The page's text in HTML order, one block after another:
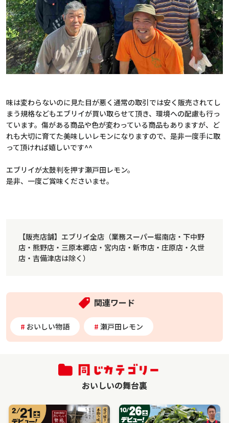
味は変わらないのに見た目が悪く通常の取引では安く販売されてし
まう規格などもエブリイが買い取らせて頂き、環境への配慮も行っ
ています。傷がある商品や色が変わっている商品もありますが、ど
れも大切に育てた美味しいレモンになりますので、是非一度手に取
って頂ければ嬉しいです^^
エブリイが太鼓判を押す瀬戸田レモン。
是非、一度ご賞味くださいませ。
【販売店舗】エブリイ全店（業務スーパー堀南店・下中野
店・熊野店・三原本郷店・宮内店・新市店・庄原店・久世
店・吉備津店は除く）
関連ワード
おいしい物語 瀬戸田レモン
おいしいの舞台裏